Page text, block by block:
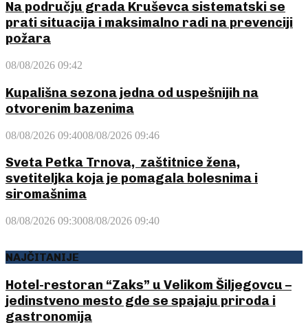
Na području grada Kruševca sistematski se
prati situacija i maksimalno radi na prevenciji
požara
08/08/2026 09:42
Kupališna sezona jedna od uspešnijih na
otvorenim bazenima
08/08/2026 09:4008/08/2026 09:46
Sveta Petka Trnova, zaštitnice žena,
svetiteljka koja je pomagala bolesnima i
siromašnima
08/08/2026 09:3008/08/2026 09:40
NAJČITANIJE
Hotel-restoran “Zaks” u Velikom Šiljegovcu –
jedinstveno mesto gde se spajaju priroda i
gastronomija